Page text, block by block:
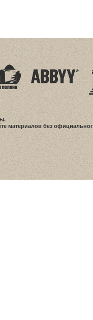
материалов без